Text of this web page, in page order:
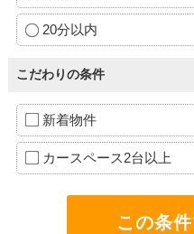
20分以内
こだわりの条件
新着物件
カースペース2台以上